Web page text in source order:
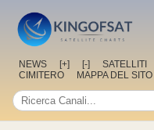
NEWS [+] [-] SATELLITI
CIMITERO
MAPPA DEL SITO